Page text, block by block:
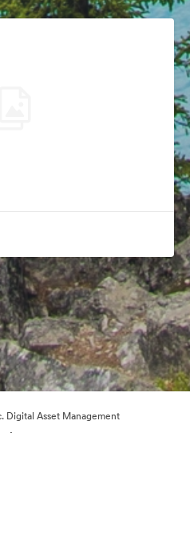
Digital Asset Management
·